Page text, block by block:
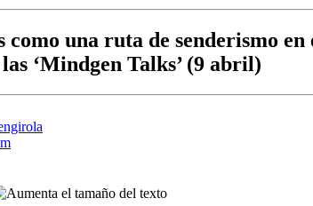
una ruta de senderismo
‘Mindgen Talks’ (9 abril)